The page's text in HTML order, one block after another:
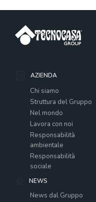
AZIENDA
Chi siamo
Struttura del Gruppo
Nel mondo
Lavora con noi
Responsabilità
ambientale
Responsabilità
sociale
NEWS
News dal Gruppo